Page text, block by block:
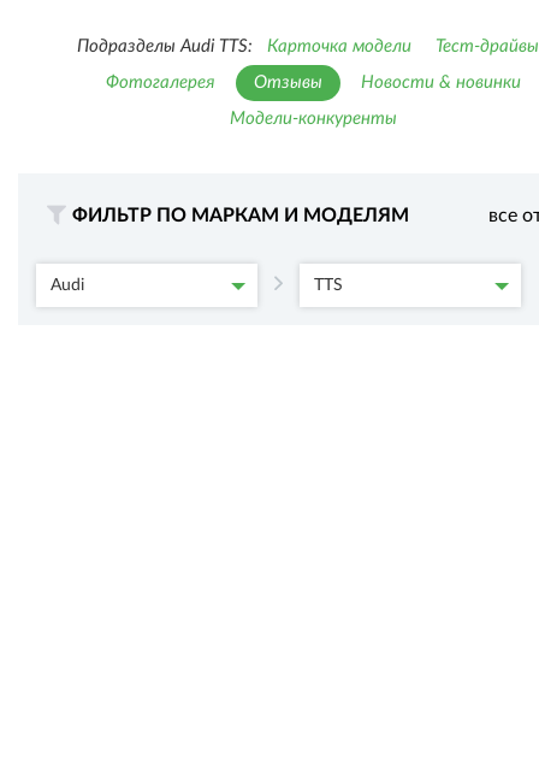
Подразделы Audi TTS: Карточка модели
Тест-драйвы
Фотогалерея
Отзывы
Новости & новинки
Модели-конкуренты
ФИЛЬТР ПО МАРКАМ И МОДЕЛЯМ все
Audi TTS